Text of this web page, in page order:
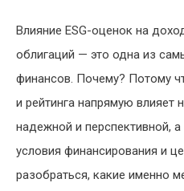
Влияние ESG-оценок на
облигаций — это одна из
финансов. Почему? Потому
и рейтинга напрямую влияет
надежной и перспективной,
условия финансирования и
разобраться, какие именно